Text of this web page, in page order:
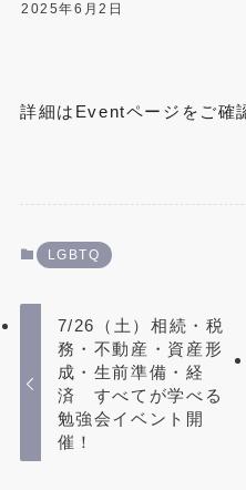
official LINE
2025年6月2日
詳細はEventページをご確
LGBTQ
7/26（土）相続・税
務・不動産・資産形
成・生前準備・経
済 すべてが学べる
勉強会イベント開
催！